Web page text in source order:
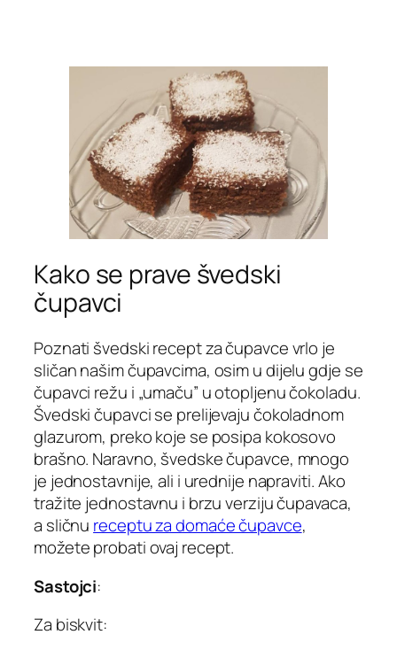
Kako se prave švedski
čupavci
Poznati švedski recept za čupavce vrlo je
sličan našim čupavcima, osim u dijelu gdje se
čupavci režu i „umaču” u otopljenu čokoladu.
Švedski čupavci se prelijevaju čokoladnom
glazurom, preko koje se posipa kokosovo
brašno. Naravno, švedske čupavce, mnogo
je jednostavnije, ali i urednije napraviti. Ako
tražite jednostavnu i brzu verziju čupavaca,
a sličnu receptu za domaće čupavce,
možete probati ovaj recept.
Sastojci:
Za biskvit: